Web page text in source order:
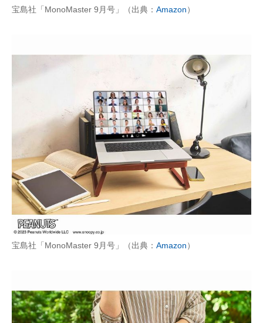
宝島社「MonoMaster 9月号」（出典： Amazon）
宝島社「MonoMaster 9月号」（出典： Amazon）